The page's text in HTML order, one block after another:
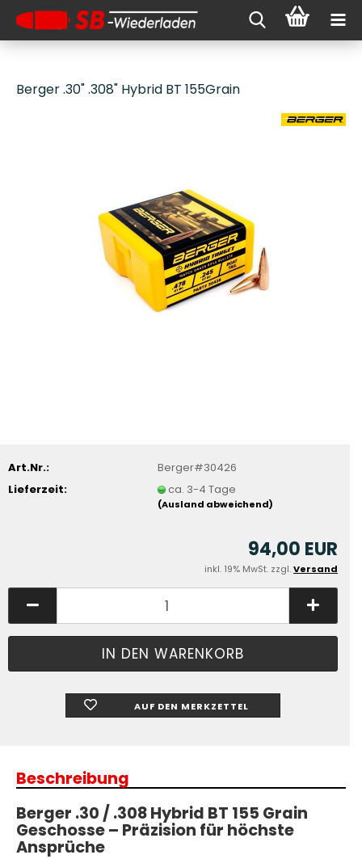
Berger .30" .308" Hybrid BT 155Grain
Art.Nr.:
Berger#30426
Lieferzeit:
ca. 3-4 Tage
(Ausland abweichend)
94,00 EUR
inkl. 19% MwSt. zzgl.Versand
AUF DEN MERKZETTEL
Beschreibung
Berger .30 / .308 Hybrid BT 155 Grain
Geschosse – Präzision für höchste
Ansprüche